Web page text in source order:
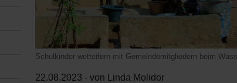
Schulkinder wetteifern mit Gemeindemitgliedern beim
22.08.2023 - von Linda Molidor